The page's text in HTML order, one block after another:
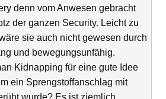
denn vom Anwesen gebracht
der ganzen Security. Leicht zu
sie auch nicht gewesen durch
und bewegungsunfähig.
Kidnapping für eine gute Idee
ein Sprengstoffanschlag mit
wurde? Es ist ziemlich